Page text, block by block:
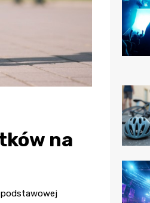
na
podstawowej